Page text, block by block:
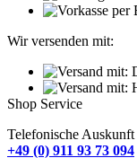
Wir versenden mit:
Shop Service
Telefonische Auskunft
+49 (0) 911 93 73 094